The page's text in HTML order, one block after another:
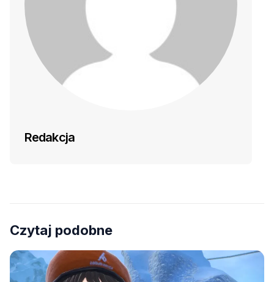
Redakcja
Czytaj podobne